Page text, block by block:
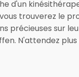
d'un
trouverez le
précieuses sur
N'attendez